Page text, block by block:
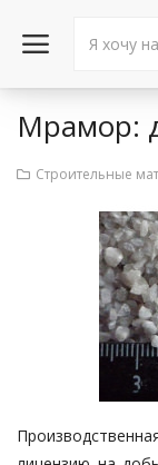
Войти в
Объявления
Контакты
Мрамор:
Строительные